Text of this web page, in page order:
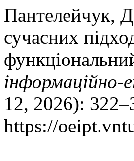
Пантелейчук,
сучасних
iнформацiйно-
12, 2026):
https://